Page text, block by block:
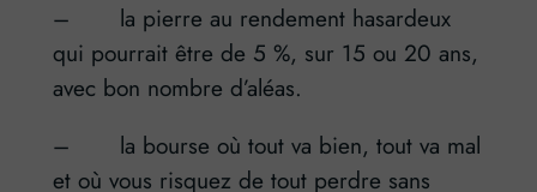
– la pierre au rendement hasardeux
qui pourrait être de 5 %, sur 15 ou 20 ans,
avec bon nombre d’aléas.
– la bourse où tout va bien, tout va mal
et où vous risquez de tout perdre sans